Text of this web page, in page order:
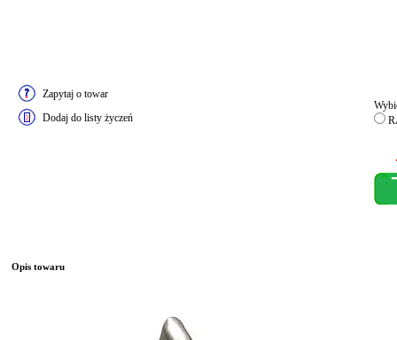
Zapytaj o towar
Dodaj do listy życzeń
Opis towaru